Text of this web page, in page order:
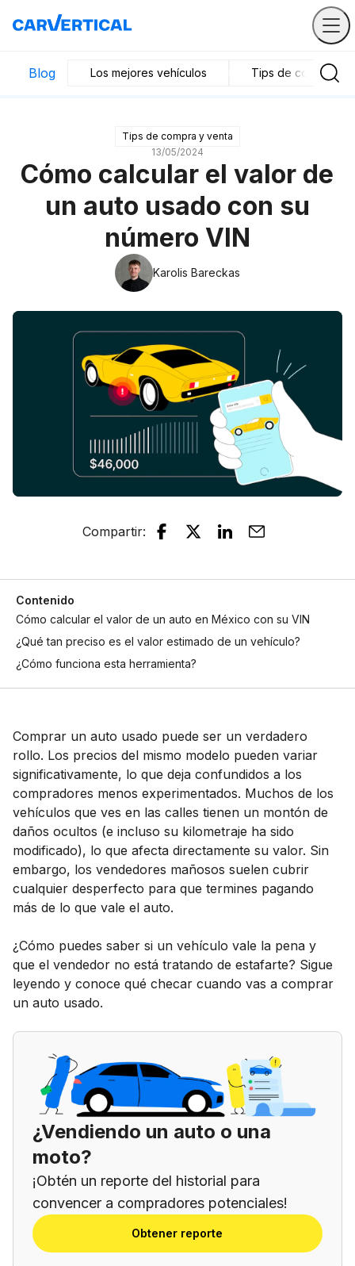
Blog Los mejores vehículos Tips de compra y
Tips de compra y venta
13/05/2024
Cómo calcular el valor de
un auto usado con su
número VIN
Karolis Bareckas
Compartir:
Contenido
Cómo calcular el valor de un auto en México con su VIN
¿Qué tan preciso es el valor estimado de un vehículo?
¿Cómo funciona esta herramienta?
Comprar un auto usado puede ser un verdadero
rollo. Los precios del mismo modelo pueden variar
significativamente, lo que deja confundidos a los
compradores menos experimentados. Muchos de los
vehículos que ves en las calles tienen un montón de
daños ocultos (e incluso su kilometraje ha sido
modificado), lo que afecta directamente su valor. Sin
embargo, los vendedores mañosos suelen cubrir
cualquier desperfecto para que termines pagando
más de lo que vale el auto.
¿Cómo puedes saber si un vehículo vale la pena y
que el vendedor no está tratando de estafarte? Sigue
leyendo y conoce qué checar cuando vas a comprar
un auto usado.
¿Vendiendo un auto o una
moto?
¡Obtén un reporte del historial para
convencer a compradores potenciales!
Obtener reporte